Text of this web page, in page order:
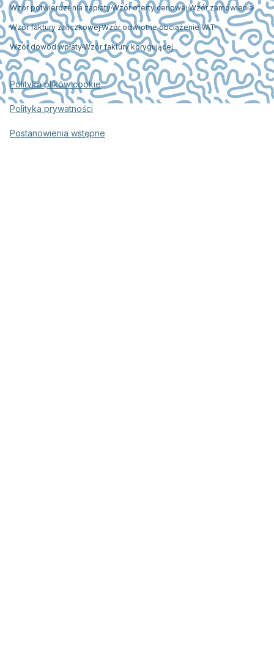
Wzór potwierdzenia zapłatyWzór oferty cenowejWzór zamówienia
Wzór faktury zaliczkowejWzór odwrotne obciążenie VAT
Wzór dowód wpłatyWzór faktury korygującej
Polityka plików cookie
Polityka prywatności
Postanowienia wstępne